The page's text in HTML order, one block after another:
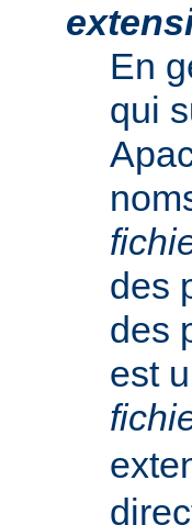
En
qui
des
des
est